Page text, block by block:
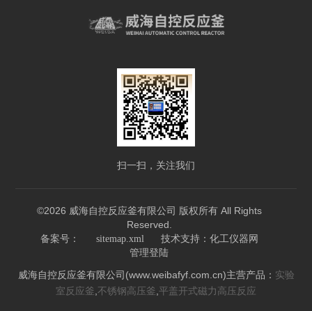
扫一扫，关注我们
©2026 威海自控反应釜有限公司 版权所有 All Rights
Reserved.
备案号： sitemap.xml 技术支持： 化工仪器网
管理登陆
威海自控反应釜有限公司(www.weibafyf.com.cn)主营产品： 实验
室反应釜 不锈钢高压釜 平盖开式磁力高压反应